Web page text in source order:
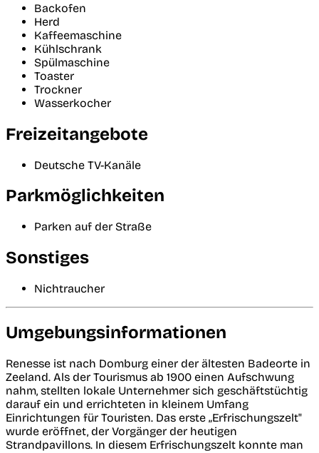
Backofen
Herd
Kaffeemaschine
Kühlschrank
Spülmaschine
Toaster
Trockner
Wasserkocher
Freizeitangebote
Deutsche TV-Kanäle
Parkmöglichkeiten
Parken auf der Straße
Sonstiges
Nichtraucher
Umgebungsinformationen
Renesse ist nach Domburg einer der ältesten Badeorte in
Zeeland. Als der Tourismus ab 1900 einen Aufschwung
nahm, stellten lokale Unternehmer sich geschäftstüchtig
darauf ein und errichteten in kleinem Umfang
Einrichtungen für Touristen. Das erste „Erfrischungszelt"
wurde eröffnet, der Vorgänger der heutigen
Strandpavillons. In diesem Erfrischungszelt konnte man